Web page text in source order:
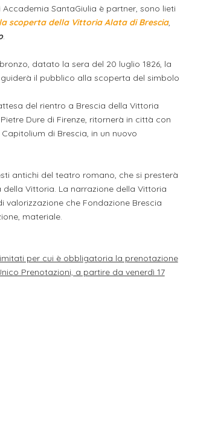
SantaGiulia è partner, sono lieti
scoperta della Vittoria Alata di Brescia,
.
datato la sera del 20 luglio 1826, la
il pubblico alla scoperta del simbolo
del rientro a Brescia della Vittoria
Dure di Firenze, ritornerà in città con
di Brescia, in un nuovo
antichi del teatro romano, che si presterà
Vittoria. La narrazione della Vittoria
che Fondazione Brescia
materiale.
per cui è obbligatoria la prenotazione
Prenotazioni, a partire da venerdì 17